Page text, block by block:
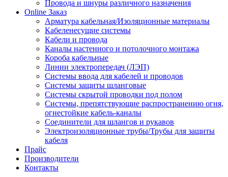
Провода и шнуры различного назначения
Online Заказ
Арматура кабельная/Изоляционные материалы
Кабеленесущие системы
Кабели и провода
Каналы настенного и потолочного монтажа
Короба кабельные
Линии электропередач (ЛЭП)
Системы ввода для кабелей и проводов
Системы защиты шланговые
Системы скрытой проводки под полом
Системы, препятствующие распространению огня,
огнестойкие кабель-каналы
Соединители для шлангов и рукавов
Электроизоляционные трубы/Трубы для защиты
кабеля
Прайс
Производители
Контакты